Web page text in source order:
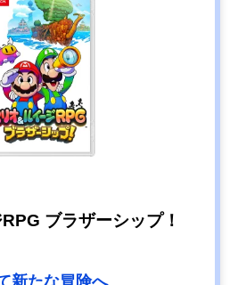
ブラザーシップ！
新たな冒険へ